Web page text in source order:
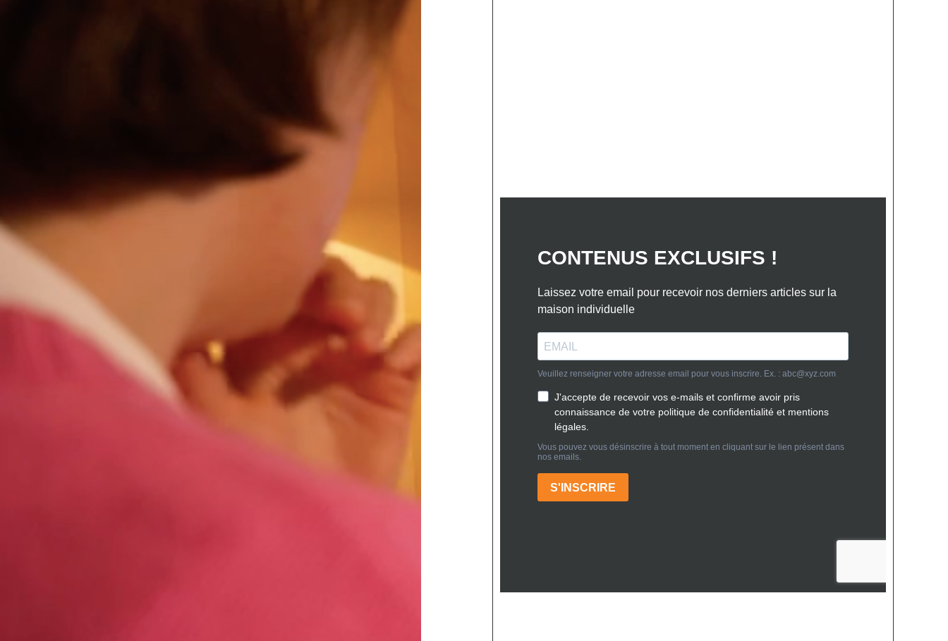
NOS INSPIRATIONS MAISONS TRADITIONNELLES
3 raisons de d’opter pour la construction de sa maison en
> Régions Construction Maison > 3 raisons de d’opter pour la construction de sa maison en Ariège